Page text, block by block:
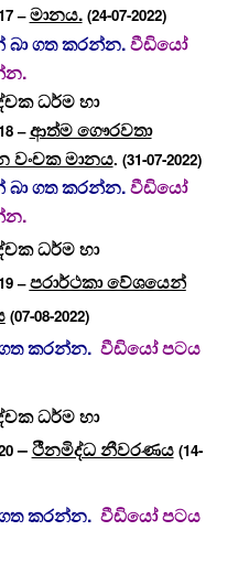
–මානය.(24-07-2022)
ගත කරන්න.වීඩියෝ
ධර්ම හා
–ආත්ම ගෞරවතා
වංචක මානය. (31-07-2022)
ගත කරන්න.වීඩියෝ
ධර්ම හා
–පරාර්ථකා වේශයෙන්
(07-08-2022)
කරන්න. වීඩියෝ පටය
ධර්ම හා
–ථීනමිද්ධ නීවරණය(14-
කරන්න. වීඩියෝ පටය